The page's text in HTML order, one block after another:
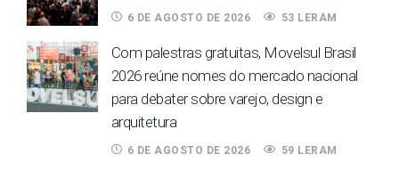
6 DE AGOSTO DE 2026 53 LERAM
Com palestras gratuitas, Movelsul Brasil
2026 reúne nomes do mercado nacional
para debater sobre varejo, design e
arquitetura
6 DE AGOSTO DE 2026 59 LERAM